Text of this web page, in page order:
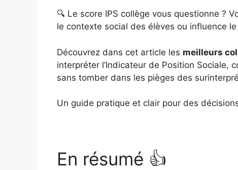
🔍 Le score IPS collège vous questionne ?
le contexte social des élèves ou influence le
Découvrez dans cet article les meilleurs
interpréter l’Indicateur de Position Sociale,
sans tomber dans les pièges des
Un guide pratique et clair pour des
En résumé 👍